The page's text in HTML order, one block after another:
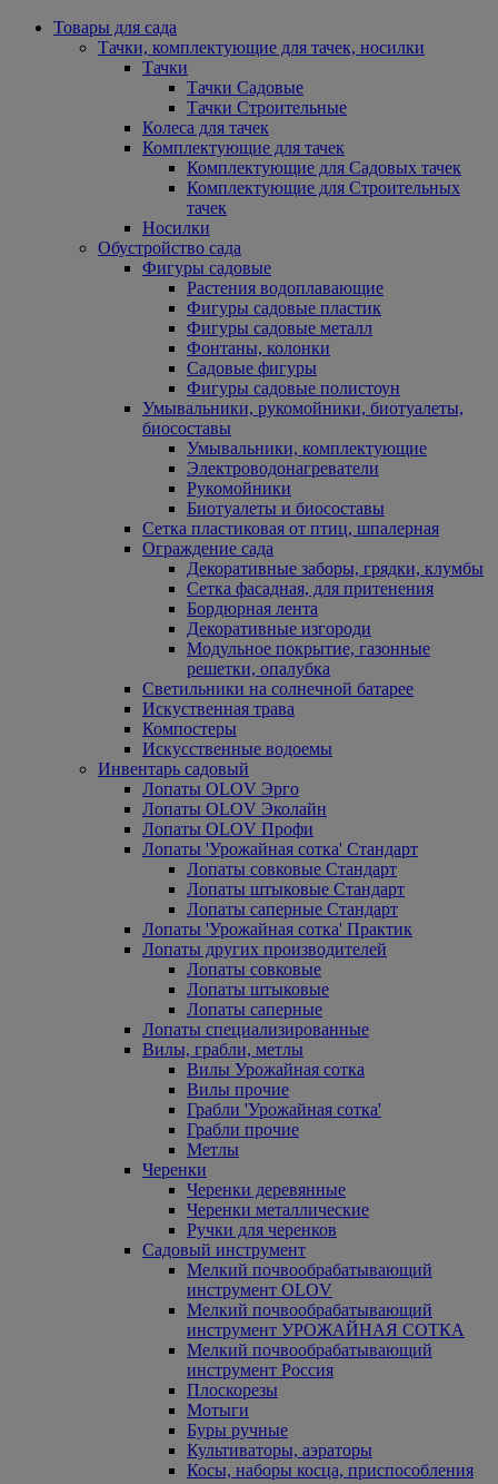
Товары для сада
Тачки, комплектующие для тачек, носилки
Тачки
Тачки Садовые
Тачки Строительные
Колеса для тачек
Комплектующие для тачек
Комплектующие для Садовых тачек
Комплектующие для Строительных
тачек
Носилки
Обустройство сада
Фигуры садовые
Растения водоплавающие
Фигуры садовые пластик
Фигуры садовые металл
Фонтаны, колонки
Садовые фигуры
Фигуры садовые полистоун
Умывальники, рукомойники, биотуалеты,
биосоставы
Умывальники, комплектующие
Электроводонагреватели
Рукомойники
Биотуалеты и биосоставы
Сетка пластиковая от птиц, шпалерная
Ограждение сада
Декоративные заборы, грядки, клумбы
Сетка фасадная, для притенения
Бордюрная лента
Декоративные изгороди
Модульное покрытие, газонные
решетки, опалубка
Светильники на солнечной батарее
Искуственная трава
Компостеры
Искусственные водоемы
Инвентарь садовый
Лопаты OLOV Эрго
Лопаты OLOV Эколайн
Лопаты OLOV Профи
Лопаты 'Урожайная сотка' Стандарт
Лопаты совковые Стандарт
Лопаты штыковые Стандарт
Лопаты саперные Стандарт
Лопаты 'Урожайная сотка' Практик
Лопаты других производителей
Лопаты совковые
Лопаты штыковые
Лопаты саперные
Лопаты специализированные
Вилы, грабли, метлы
Вилы Урожайная сотка
Вилы прочие
Грабли 'Урожайная сотка'
Грабли прочие
Метлы
Черенки
Черенки деревянные
Черенки металлические
Ручки для черенков
Садовый инструмент
Мелкий почвообрабатывающий
инструмент OLOV
Мелкий почвообрабатывающий
инструмент УРОЖАЙНАЯ СОТКА
Мелкий почвообрабатывающий
инструмент Россия
Плоскорезы
Мотыги
Буры ручные
Культиваторы, аэраторы
Косы, наборы косца, приспособления